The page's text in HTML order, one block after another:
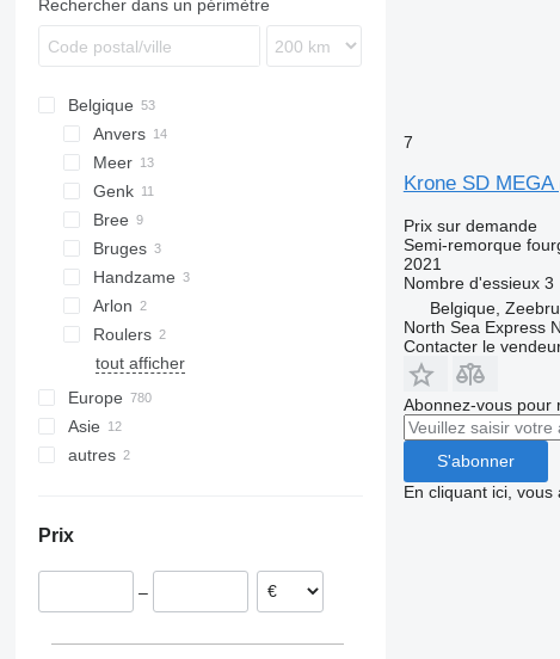
SW
Rechercher dans un périmètre
Belgique
Anvers
Meer
Genk
Bree
Bruges
Handzame
Arlon
Roulers
tout afficher
Europe
Allemagne
Danemark
Hongrie
Asie
Chine
autres
Prix
–
7
Krone SD MEGA
Prix sur demande
Semi-remorque
2021
Nombre d'essieux 3
Belgique,
North Sea Express
Contacter le
Abonnez-vous pour
S'abonner
En cliquant ici, vous